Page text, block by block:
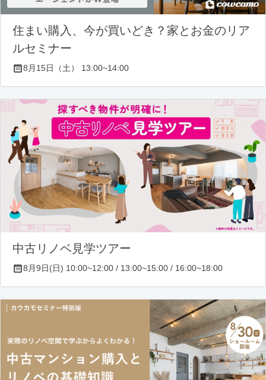
住まい購入、今が買いどき？家とお金のリア
ルセミナー
8月15日（土） 13:00~14:00
中古リノベ見学ツアー
8月9日(日) 10:00~12:00 / 13:00~15:00 / 16:00~18:00